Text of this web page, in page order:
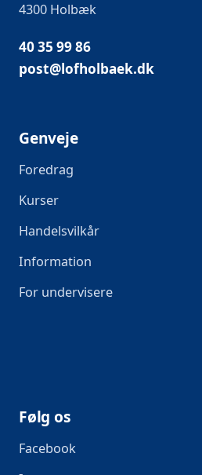
4300 Holbæk
40 35 99 86
post@lofholbaek.dk
Genveje
Foredrag
Kurser
Handelsvilkår
Information
For undervisere
Følg os
Facebook